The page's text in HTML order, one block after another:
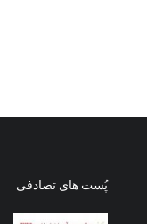
پُست های تصادفی